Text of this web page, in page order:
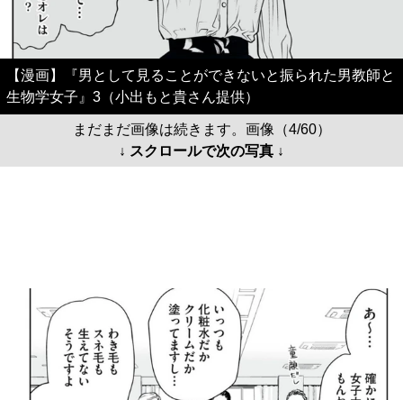
【漫画】『男として見ることができないと振られた男教師と
生物学女子』3（小出もと貴さん提供）
まだまだ画像は続きます。画像（4/60）
↓ スクロールで次の写真 ↓